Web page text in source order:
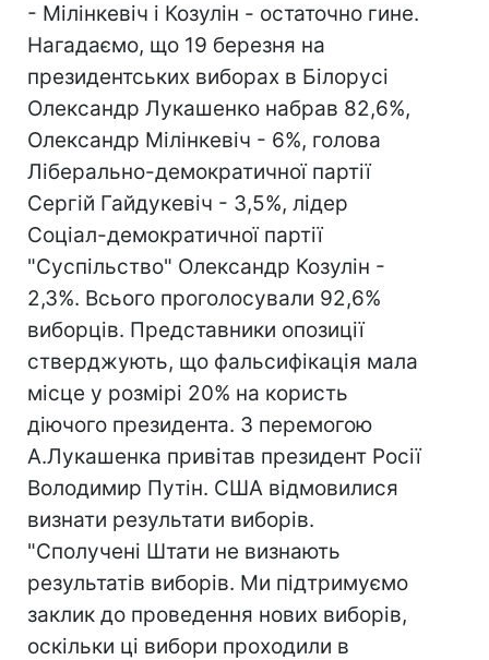
- Мілінкевіч і Козулін - остаточно гине.
Нагадаємо, що 19 березня на
президентських виборах в Білорусі
Олександр Лукашенко набрав 82,6%,
Олександр Мілінкевіч - 6%, голова
Ліберально-демократичної партії
Сергій Гайдукевіч - 3,5%, лідер
Соціал-демократичної партії
"Суспільство" Олександр Козулін -
2,3%. Всього проголосували 92,6%
виборців. Представники опозиції
стверджують, що фальсифікація мала
місце у розмірі 20% на користь
діючого президента. З перемогою
А.Лукашенка привітав президент Росії
Володимир Путін. США відмовилися
визнати результати виборів.
"Сполучені Штати не визнають
результатів виборів. Ми підтримуємо
заклик до проведення нових виборів,
оскільки ці вибори проходили в